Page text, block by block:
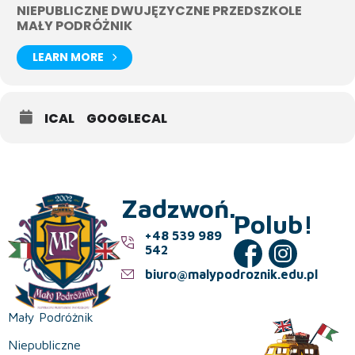
NIEPUBLICZNE DWUJĘZYCZNE PRZEDSZKOLE
MAŁY PODRÓŻNIK
LEARN MORE
ICAL GOOGLECAL
Mały Podróżnik
Niepubliczne
Zadzwoń.
+48 539 989
542
biuro@malypodroznik.edu.pl
Polub!